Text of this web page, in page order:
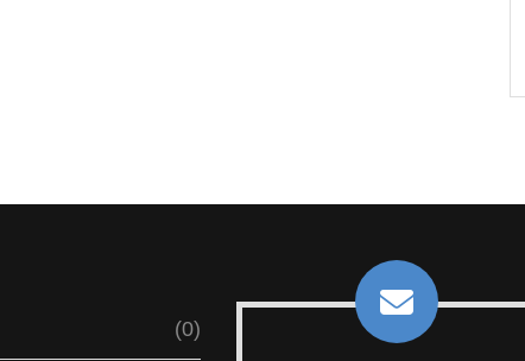
(0)